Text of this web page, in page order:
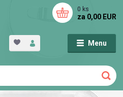
Menu
0 ks
za 0,00 EUR